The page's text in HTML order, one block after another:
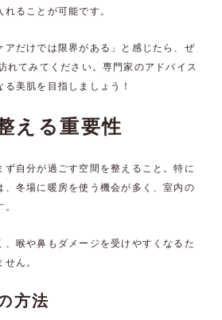
ることが可能です。
アだけでは限界がある」と感じたら、ぜ
れてみてください。専門家のアドバイス
美肌を目指しましょう！
える重要性
ず自分が過ごす空間を整えること。特に
、冬場に暖房を使う機会が多く、室内の
、喉や鼻もダメージを受けやすくなるた
ん。
方法